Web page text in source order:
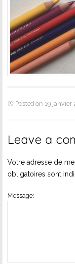
Posted on 19 janvier
Leave a
Votre adresse de
obligatoires sont
Message: